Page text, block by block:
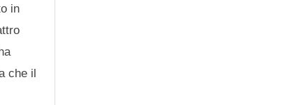
in
che il